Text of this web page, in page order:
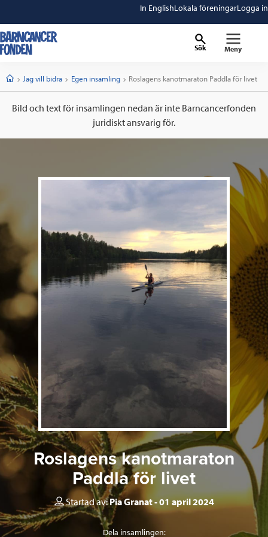
In EnglishLokala föreningarLogga in
Sök Meny
StartJag vill bidra Egen insamling Current:
Roslagens kanotmaraton Paddla för livet
Bild och text för insamlingen nedan är inte Barncancerfonden
juridiskt ansvarig för.
Roslagens kanotmaraton
Paddla för livet
Startad av:Pia Granat 01 april 2024
Dela insamlingen: